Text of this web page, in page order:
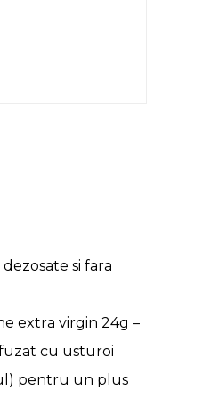
si fara
extra virgin 24g –
cu usturoi
pentru un plus